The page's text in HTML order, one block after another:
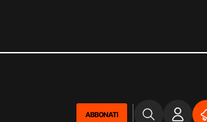
ABBONATI